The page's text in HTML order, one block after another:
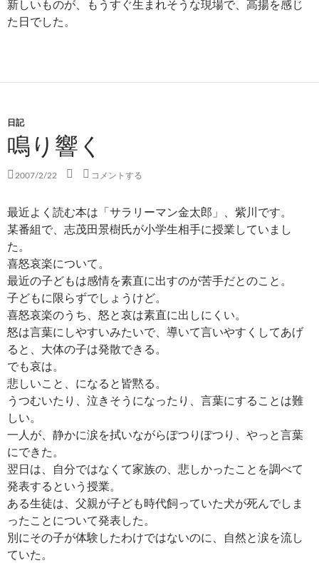
新しいものが、もうすぐ生まれそうな現場で、高揚を感じ
た日でした。
日記
鳴り響く
2007/2/22 コメントする
最近よく読む本は「サラリーマン金太郎」、紫川です。
某番組で、志茂田景樹氏が小学生相手に授業していまし
た。
喜怒哀楽について。
最近の子どもは感情を素直に出すのが苦手だとのこと。
子どもに限らずでしょうけど。
喜怒哀楽のうち、怒と哀は素直に出しにくい。
怒は言葉にしやすいみたいで、導いて言いやすくしてあげ
ると、大体の子は発散できる。
でも哀は。
悲しいこと、になると皆黙る。
うつむいたり、泣きそうになったり、言葉にすることは難
しい。
一人が、静かに涙を拭いながらぽつりぽつり、やっと言葉
にできた。
翌日は、自分ではなくて家族の、悲しかったことを調べて
発表するという授業。
ある生徒は、父親が子ども時代飼っていた犬が死んでしま
ったことについて発表した。
別にその子が体験したわけではないのに、自然と涙を流し
ていた。